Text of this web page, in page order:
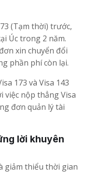
(Tạm thời) trước,
Úc trong 2 năm.
xin chuyển đổi
phần phí còn lại.
173 và Visa 143
việc nộp thẳng Visa
đơn quản lý tài
lời khuyên
giảm thiểu thời gian